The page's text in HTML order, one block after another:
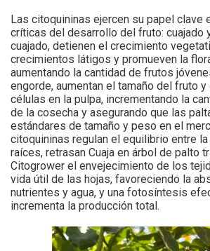
Las citoquininas ejercen su papel clave
críticas del desarrollo del fruto: cuajado
cuajado, detienen el crecimiento
crecimientos látigos y promueven la
aumentando la cantidad de frutos
engorde, aumentan el tamaño del fruto y
células en la pulpa, incrementando la
de la cosecha y asegurando que las
estándares de tamaño y peso en el
citoquininas regulan el equilibrio entre
raíces, retrasan Cuaja en árbol de palto
Citogrower el envejecimiento de los
vida útil de las hojas, favoreciendo la
nutrientes y agua, y una fotosíntesis
incrementa la producción total.